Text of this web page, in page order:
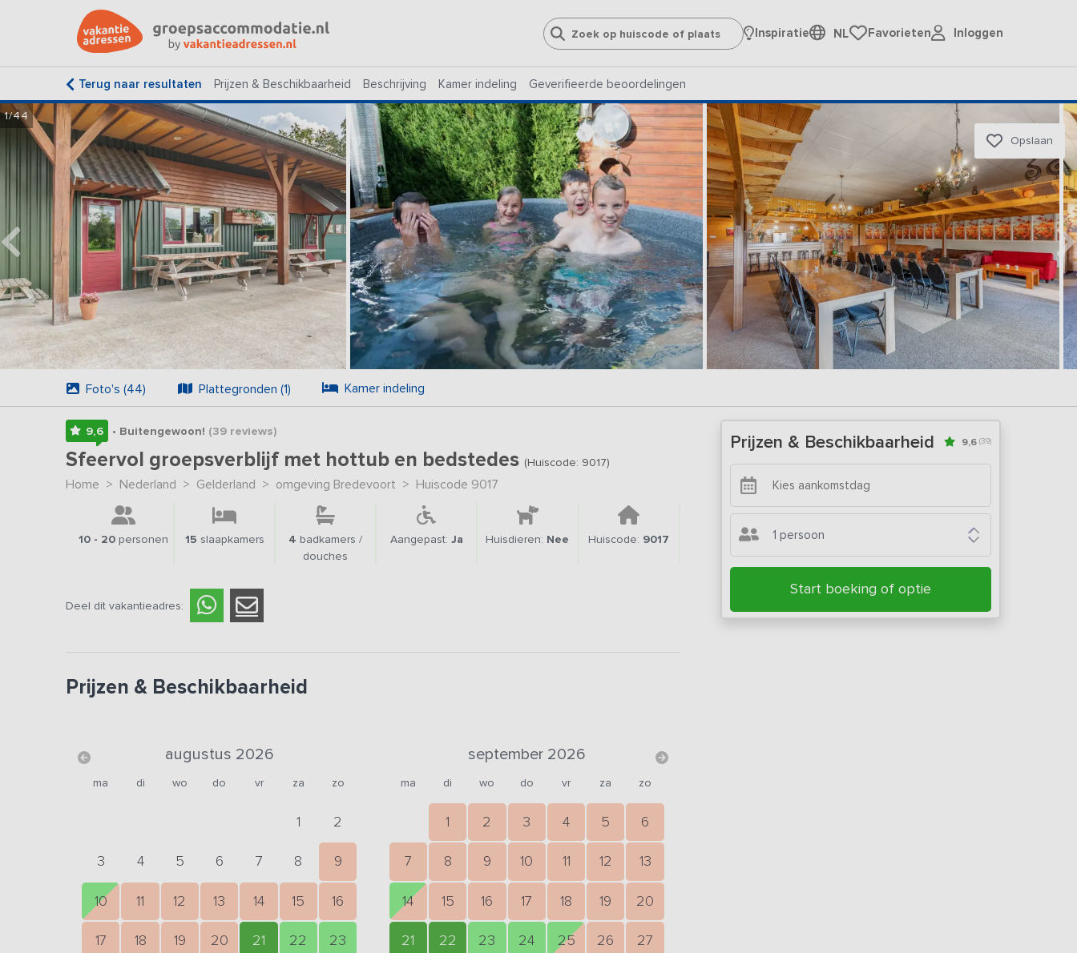
Inspiratie NL Favorieten Inloggen
Terug naar resultaten Prijzen & Beschikbaarheid Beschrijving Kamer indeling Geverifieerde beoordelingen
1/44
Opslaan
Foto's (44) Plattegronden (1) Kamer indeling
9,6 • Buitengewoon! (39reviews)
Sfeervol groepsverblijf met hottub en bedstedes (Huiscode: 9017)
Home > Nederland > Gelderland > omgeving Bredevoort > Huiscode 9017
10 - 20 personen 15 slaapkamers 4 badkamers /
douches
Aangepast: Ja Huisdieren: Nee Huiscode: 9017
Deel dit vakantieadres:
Prijzen & Beschikbaarheid
augustus 2026
ma di wo do vr za zo
1 2
3 4 5 6 7 8 9
10 11 12 13 14 15 16
17 18 19 20 21 22 23
september 2026
ma di wo do vr za zo
1 2 3 4 5 6
7 8 9 10 11 12 13
14 15 16 17 18 19 20
21 22 23 24 25 26 27
Prijzen & Beschikbaarheid 9,6 (39)
1 persoon
Start boeking of optie